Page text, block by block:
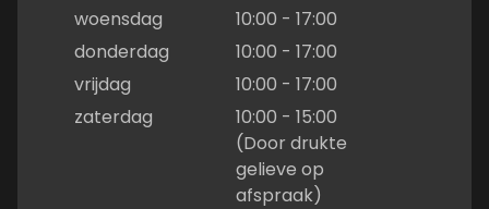
woensdag
10:00 - 17:00
donderdag
10:00 - 17:00
vrijdag
10:00 - 17:00
zaterdag
10:00 - 15:00
(Door drukte
gelieve op
afspraak)